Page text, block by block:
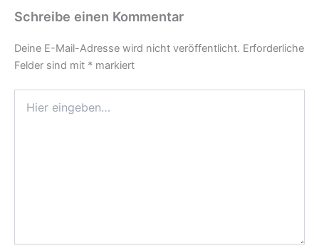
Schreibe einen Kommentar
Deine E-Mail-Adresse wird nicht veröffentlicht. Erforderliche
Felder sind mit * markiert
eingeben…